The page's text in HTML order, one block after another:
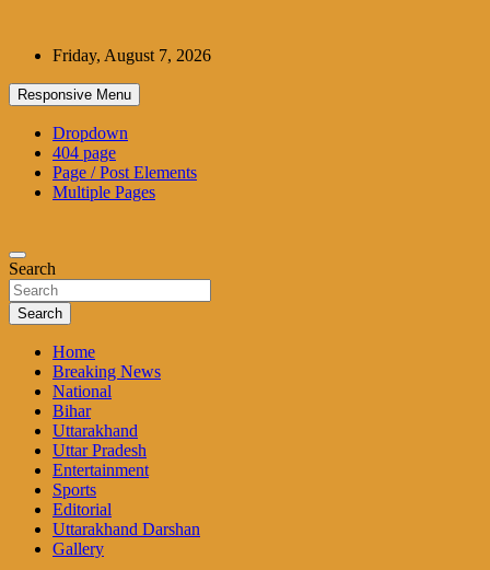
contentFriday, August 7, 2026
Responsive Menu
Dropdown
404 page
Page / Post Elements
Multiple Pages
Search
Search
Home
Breaking News
National
Bihar
Uttarakhand
Uttar Pradesh
Entertainment
Sports
Editorial
Uttarakhand Darshan
Gallery